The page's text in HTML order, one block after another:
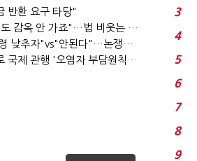
반환 요구 타당"
(소년을 심판하라①)"저 사람 죽여도 감옥 안 가죠"…법 비웃는 소년들
(소년을 심판하라②)"촉법소년 연령 낮추자"vs"안된다"…논쟁만 반복
(머나먼 용산공원②)"SOFA 빌미로 국제 관행 '오염자 부담원칙' 무시"
3
4
5
6
7
8
9